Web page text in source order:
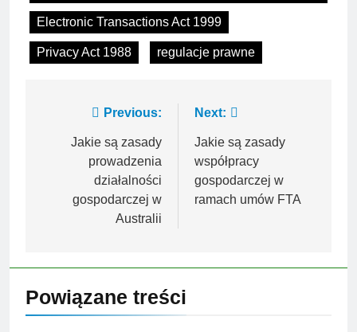
Electronic Transactions Act 1999
Privacy Act 1988 regulacje prawne
Nawigacja
wpisu
Previous:
Jakie są zasady
prowadzenia
działalności
gospodarczej w
Australii
Next:
Jakie są zasady
współpracy
gospodarczej w
ramach umów FTA
Powiązane treści